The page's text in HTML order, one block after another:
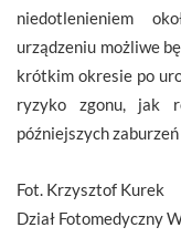
niedotlenieniem
urządzeniu możliwe
krótkim okresie po
ryzyko zgonu, jak
późniejszych
Fot. Krzysztof Kurek
Dział Fotomedyczny